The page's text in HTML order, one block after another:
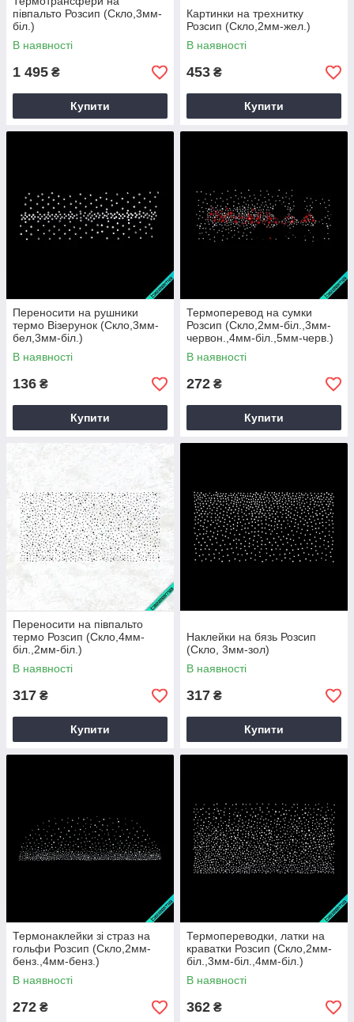
півпальто Розсип (Скло,3мм-
біл.)
В наявності
1 495 ₴
Купити
Картинки на трехнитку
Розсип (Скло,2мм-жел.)
В наявності
453 ₴
Купити
Переносити на рушники
термо Візерунок (Скло,3мм-
бел,3мм-біл.)
В наявності
136 ₴
Купити
Термоперевод на сумки
Розсип (Скло,2мм-біл.,3мм-
червон.,4мм-біл.,5мм-черв.)
В наявності
272 ₴
Купити
Переносити на півпальто
термо Розсип (Скло,4мм-
біл.,2мм-біл.)
В наявності
317 ₴
Купити
Наклейки на бязь Розсип
(Скло, 3мм-зол)
В наявності
317 ₴
Купити
Термонаклейки зі страз на
гольфи Розсип (Скло,2мм-
бенз.,4мм-бенз.)
В наявності
272 ₴
Термопереводки, латки на
краватки Розсип (Скло,2мм-
біл.,3мм-біл.,4мм-біл.)
В наявності
362 ₴